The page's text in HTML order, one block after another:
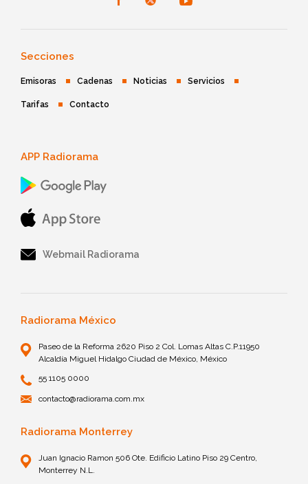
Secciones
Emisoras Cadenas Noticias Servicios
Tarifas Contacto
APP Radiorama
Webmail Radiorama
Radiorama México
Paseo de la Reforma 2620 Piso 2 Col. Lomas Altas C.P.11950
Alcaldía Miguel Hidalgo Ciudad de México, México
55 1105 0000
contacto@radiorama.com.mx
Radiorama Monterrey
Juan Ignacio Ramon 506 Ote. Edificio Latino Piso 29 Centro,
Monterrey N.L.